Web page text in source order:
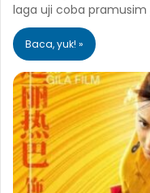
laga uji coba
Baca, yuk! »